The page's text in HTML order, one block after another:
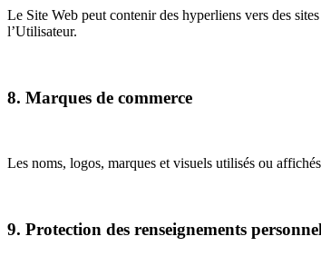
Le Site Web peut contenir des hyperliens vers des
l’Utilisateur.
8. Marques de commerce
Les noms, logos, marques et visuels utilisés ou
9. Protection des renseignements